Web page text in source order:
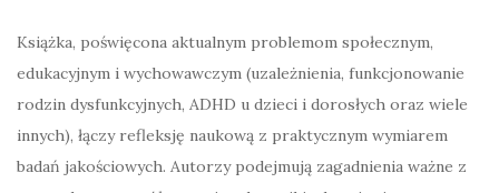
Książka, poświęcona aktualnym problemom społecznym,
edukacyjnym i wychowawczym (uzależnienia, funkcjonowanie
rodzin dysfunkcyjnych, ADHD u dzieci i dorosłych oraz wiele
innych), łączy refleksję naukową z praktycznym wymiarem
badań jakościowych. Autorzy podejmują zagadnienia ważne z